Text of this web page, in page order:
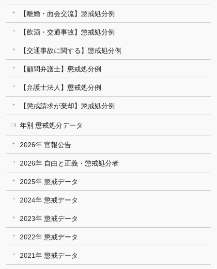
【離婚・面会交流】懲戒処分例
【飲酒・交通事故】懲戒処分例
【交通事故に関する】懲戒処分例
【顧問弁護士】懲戒処分例
【弁護士法人】懲戒処分例
【懲戒請求が棄却】懲戒処分例
年別 懲戒処分データ
2026年 官報公告
2026年 自由と正義・懲戒処分者
2025年 懲戒データ
2024年 懲戒データ
2023年 懲戒データ
2022年 懲戒データ
2021年 懲戒データ